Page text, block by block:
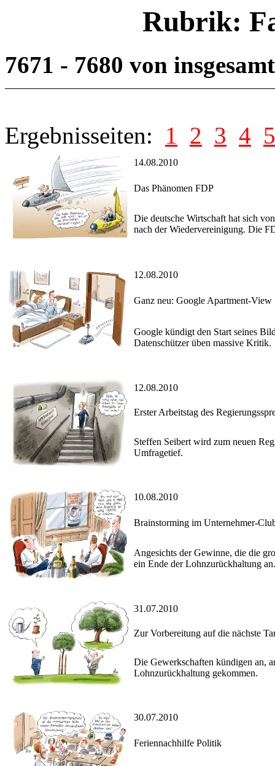
Rubrik:
7671 - 7680 von
Ergebnisseiten: 1 2 3 4 5
14.08.2010
Das Phänomen FDP
Die deutsche Wirtschaft hat sich
nach der Wiedervereinigung. Die
12.08.2010
Ganz neu: Google Apartment-View
Google kündigt den Start seines
Datenschützer üben massive Kritik.
12.08.2010
Erster Arbeitstag des
Steffen Seibert wird zum neuen
Umfragetief.
10.08.2010
Brainstorming im Unternehmer-
Angesichts der Gewinne, die die
ein Ende der Lohnzurückhaltung an.
31.07.2010
Zur Vorbereitung auf die nächste
Die Gewerkschaften kündigen an,
Lohnzurückhaltung gekommen.
30.07.2010
Feriennachhilfe Politik